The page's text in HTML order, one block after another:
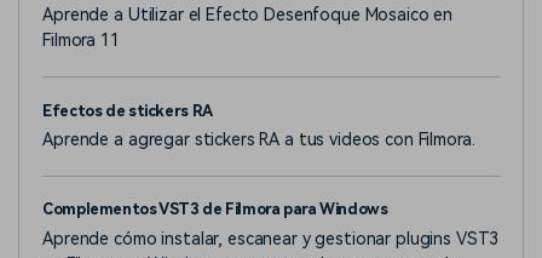
Aprende a Utilizar el Efecto Desenfoque Mosaico en
Filmora 11
Efectos de stickers RA
Aprende a agregar stickers RA a tus videos con Filmora.
Complementos VST3 de Filmora para Windows
Aprende cómo instalar, escanear y gestionar plugins VST3